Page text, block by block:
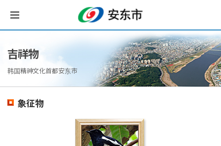
吉祥物
韩国精神文化首都安东市
象征物